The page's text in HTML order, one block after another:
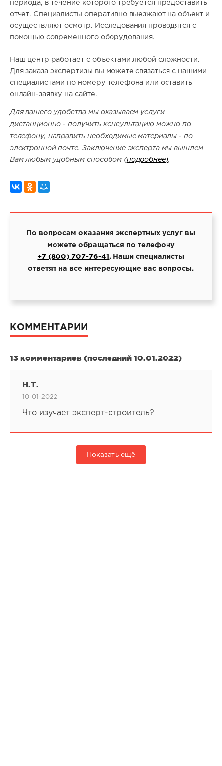
периода, в течение которого требуется предоставить
отчет. Специалисты оперативно выезжают на объект и
осуществляют осмотр. Исследования проводятся с
помощью современного оборудования.
Наш центр работает с объектами любой сложности.
Для заказа экспертизы вы можете связаться с нашими
специалистами по номеру телефона или оставить
онлайн-заявку на сайте.
Для вашего удобства мы оказываем услуги
дистанционно - получить консультацию можно по
телефону, направить необходимые материалы - по
электронной почте. Заключение эксперта мы вышлем
Вам любым удобным способом (подробнее).
По вопросам оказания экспертных услуг вы
можете обращаться по телефону
+7 (800) 707-76-41. Наши специалисты
ответят на все интересующие вас вопросы.
КОММЕНТАРИИ
13 комментариев (последний 10.01.2022)
Н.Т.
10-01-2022
Что изучает эксперт-строитель?
Показать ещё